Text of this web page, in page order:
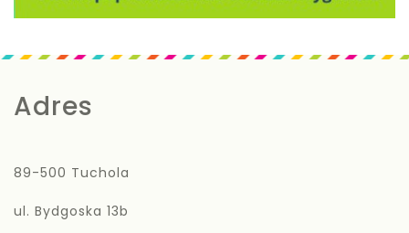
Adres
89-500 Tuchola
ul. Bydgoska 13b